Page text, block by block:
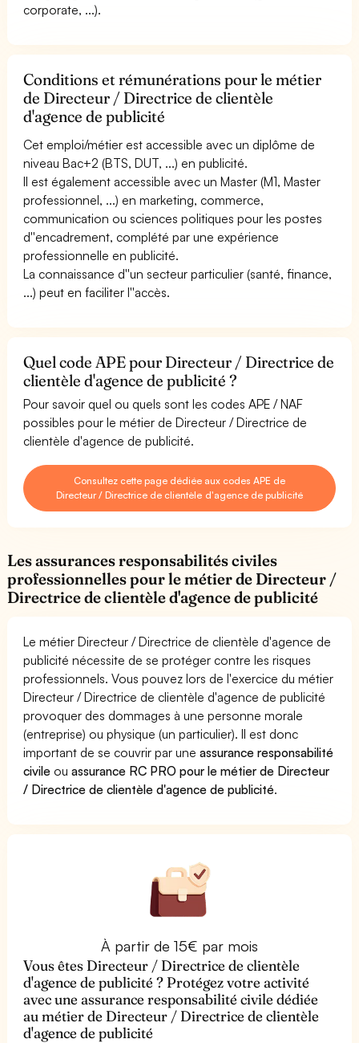
corporate, ...).
Conditions et rémunérations pour le métier
de Directeur / Directrice de clientèle
d'agence de publicité
Cet emploi/métier est accessible avec un diplôme de
niveau Bac+2 (BTS, DUT, ...) en publicité.
Il est également accessible avec un Master (M1, Master
professionnel, ...) en marketing, commerce,
communication ou sciences politiques pour les postes
d''encadrement, complété par une expérience
professionnelle en publicité.
La connaissance d''un secteur particulier (santé, finance,
...) peut en faciliter l''accès.
Quel code APE pour Directeur / Directrice de
clientèle d'agence de publicité ?
Pour savoir quel ou quels sont les codes APE / NAF
possibles pour le métier de Directeur / Directrice de
clientèle d'agence de publicité.
Consultez cette page dédiée aux codes APE de
Directeur / Directrice de clientèle d'agence de publicité
Les assurances responsabilités civiles
professionnelles pour le métier de Directeur /
Directrice de clientèle d'agence de publicité
Le métier Directeur / Directrice de clientèle d'agence de
publicité nécessite de se protéger contre les risques
professionnels. Vous pouvez lors de l'exercice du métier
Directeur / Directrice de clientèle d'agence de publicité
provoquer des dommages à une personne morale
(entreprise) ou physique (un particulier). Il est donc
important de se couvrir par uneassurance responsabilité
civile ouassurance RC PRO pour le métier de Directeur
/ Directrice de clientèle d'agence de publicité.
À partir de 15€ par mois
Vous êtes Directeur / Directrice de clientèle
d'agence de publicité ? Protégez votre activité
avec une assurance responsabilité civile dédiée
au métier de Directeur / Directrice de clientèle
d'agence de publicité